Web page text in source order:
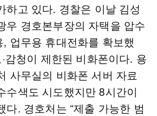
하고 있다. 경찰은 이날 김성
우 경호본부장의 자택을 압수
업무용 휴대전화를 확보했
감청이 제한된 비화폰이다. 용
사무실의 비화폰 서버 자료
수색도 시도했지만 8시간이
다. 경호처는 “제출 가능한 범